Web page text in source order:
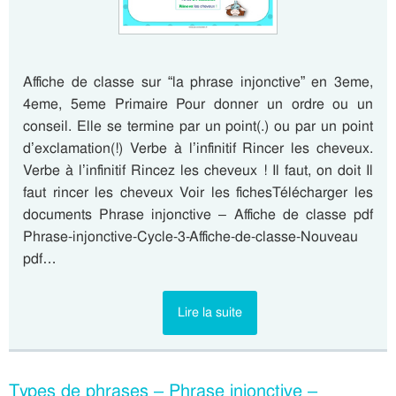
Affiche de classe sur “la phrase injonctive” en 3eme,
4eme, 5eme Primaire Pour donner un ordre ou un
conseil. Elle se termine par un point(.) ou par un point
d’exclamation(!) Verbe à l’infinitif Rincer les cheveux.
Verbe à l’infinitif Rincez les cheveux ! Il faut, on doit Il
faut rincer les cheveux Voir les fichesTélécharger les
documents Phrase injonctive – Affiche de classe pdf
Phrase-injonctive-Cycle-3-Affiche-de-classe-Nouveau
pdf…
Lire la suite
Types de phrases – Phrase injonctive –